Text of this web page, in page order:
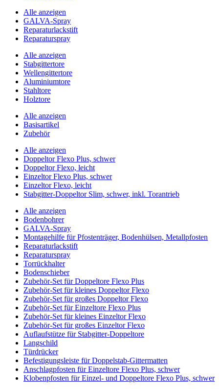
Alle anzeigen
GALVA-Spray
Reparaturlackstift
Reparaturspray
Alle anzeigen
Stabgittertore
Wellengittertore
Aluminiumtore
Stahltore
Holztore
Alle anzeigen
Basisartikel
Zubehör
Alle anzeigen
Doppeltor Flexo Plus, schwer
Doppeltor Flexo, leicht
Einzeltor Flexo Plus, schwer
Einzeltor Flexo, leicht
Stabgitter-Doppeltor Slim, schwer, inkl. Torantrieb
Alle anzeigen
Bodenbohrer
GALVA-Spray
Montagehilfe für Pfostenträger, Bodenhülsen, Metallpfosten
Reparaturlackstift
Reparaturspray
Torrückhalter
Bodenschieber
Zubehör-Set für Doppeltore Flexo Plus
Zubehör-Set für kleines Doppeltor Flexo
Zubehör-Set für großes Doppeltor Flexo
Zubehör-Set für Einzeltore Flexo Plus
Zubehör-Set für kleines Einzeltor Flexo
Zubehör-Set für großes Einzeltor Flexo
Auflaufstütze für Stabgitter-Doppeltore
Langschild
Türdrücker
Befestigungsleiste für Doppelstab-Gittermatten
Anschlagpfosten für Einzeltore Flexo Plus, schwer
Klobenpfosten für Einzel- und Doppeltore Flexo Plus, schwer